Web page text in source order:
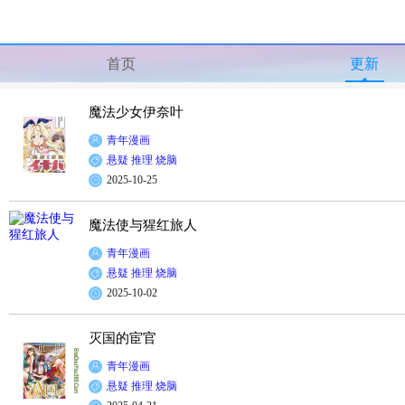
首页 更新
魔法少女伊奈叶
青年漫画
悬疑 推理 烧脑
2025-10-25
魔法使与猩红旅人
青年漫画
悬疑 推理 烧脑
2025-10-02
灭国的宦官
青年漫画
悬疑 推理 烧脑